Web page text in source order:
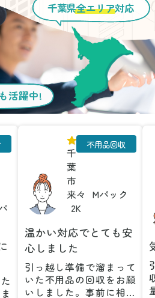
も活躍中!
千葉県全エリア対応
千
葉
市
来々
Mパック
2K
不用品回収
温かい対応でとても安
心しました
引っ越し準備で溜まって
いた不用品の回収をお願
いしました。事前に相談